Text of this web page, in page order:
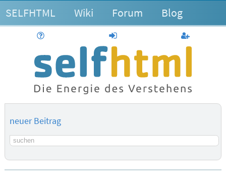
SELFHTML Wiki Forum Blog
anmelden
neuer Beitrag
Suchbegriff